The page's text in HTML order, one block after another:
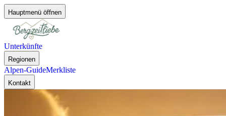
Hauptmenü öffnen
Unterkünfte
Regionen
Alpen-GuideMerkliste
Kontakt